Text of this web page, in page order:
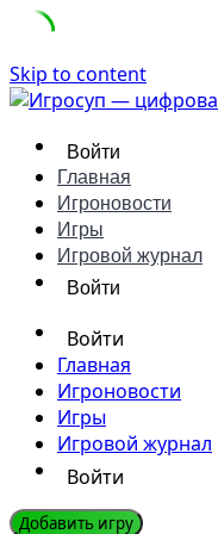
Skip to content
Войти
Главная
Игроновости
Игры
Игровой журнал
Войти
Войти
Главная
Игроновости
Игры
Игровой журнал
Войти
Добавить игру